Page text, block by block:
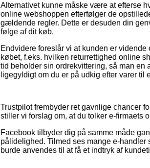
Alternativet kunne måske være at efterse
online webshoppen efterfølger de
gældende regler. Dette er desuden din
følge af dit køb.
Endvidere foreslår vi at kunden er
købet, f.eks. hvilken returrettighed online
tid beholder sin ordrekvittering, så man
ligegyldigt om du er på udkig efter varer til
Trustpilot frembyder ret gavnlige chancer
stiller vi forslag om, at du tolker e-firmaets
Facebook tilbyder dig på samme måde
pålidelighed. Tilmed ses mange e-handler
burde anvendes til at få et indtryk af